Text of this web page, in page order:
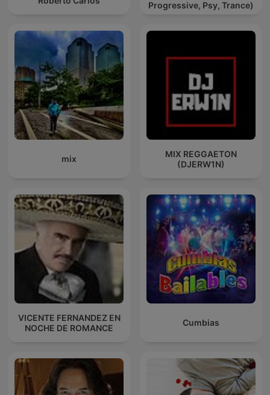
Progressive, Psy, Trance)
mix
MIX REGGAETON
(DJERW1N)
VICENTE FERNANDEZ EN
NOCHE DE ROMANCE
Cumbias